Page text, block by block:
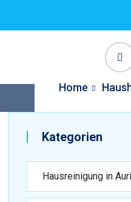
Home
Kategorien
Hausreinigung in